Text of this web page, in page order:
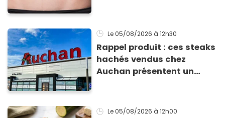
Le 05/08/2026 à 12h30
Rappel produit : ces steaks
hachés vendus chez
Auchan présentent un
Le 05/08/2026 à 12h00